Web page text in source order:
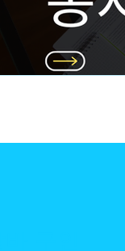
수수물관리 수